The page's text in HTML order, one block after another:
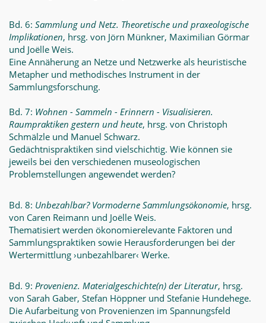
Bd. 6: Sammlung und Netz. Theoretische und praxeologische
Implikationen, hrsg. von Jörn Münkner, Maximilian Görmar
und Joëlle Weis.
Eine Annäherung an Netze und Netzwerke als heuristische
Metapher und methodisches Instrument in der
Sammlungsforschung.
Bd. 7: Wohnen - Sammeln - Erinnern - Visualisieren.
Raumpraktiken gestern und heute, hrsg. von Christoph
Schmälzle und Manuel Schwarz.
Gedächtnispraktiken sind vielschichtig. Wie können sie
jeweils bei den verschiedenen museologischen
Problemstellungen angewendet werden?
Bd. 8: Unbezahlbar? Vormoderne Sammlungsökonomie, hrsg.
von Caren Reimann und Joëlle Weis.
Thematisiert werden ökonomierelevante Faktoren und
Sammlungspraktiken sowie Herausforderungen bei der
Wertermittlung ›unbezahlbarer‹ Werke.
Bd. 9: Provenienz. Materialgeschichte(n) der Literatur, hrsg.
von Sarah Gaber, Stefan Höppner und Stefanie Hundehege.
Die Aufarbeitung von Provenienzen im Spannungsfeld